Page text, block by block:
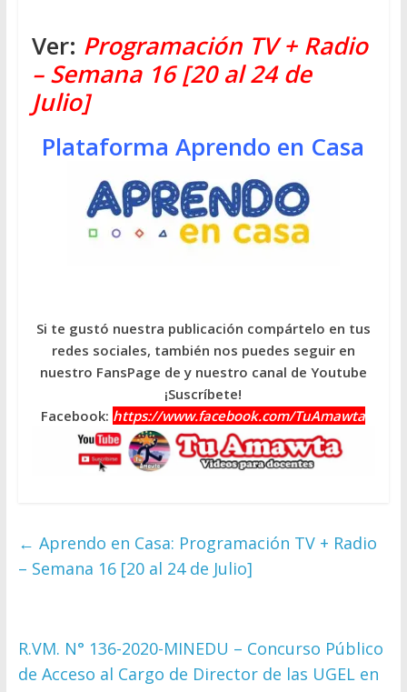
Ver: Programación TV + Radio
– Semana 16 [20 al 24 de
Julio]
Plataforma Aprendo en Casa
Si te gustó nuestra publicación compártelo en tus
redes sociales, también nos puedes seguir en
nuestro FansPage de y nuestro canal de Youtube
¡Suscríbete!
Facebook: https://www.facebook.com/TuAmawta
← Aprendo en Casa: Programación TV + Radio
– Semana 16 [20 al 24 de Julio]
R.VM. N° 136-2020-MINEDU – Concurso Público
de Acceso al Cargo de Director de las UGEL en